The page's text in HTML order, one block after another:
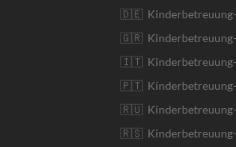
🇩🇪 Kinderbetreuung-
🇬🇷 Kinderbetreuung-
🇮🇹 Kinderbetreuung-
🇵🇹 Kinderbetreuung-
🇷🇺 Kinderbetreuung-
🇷🇸 Kinderbetreuung-